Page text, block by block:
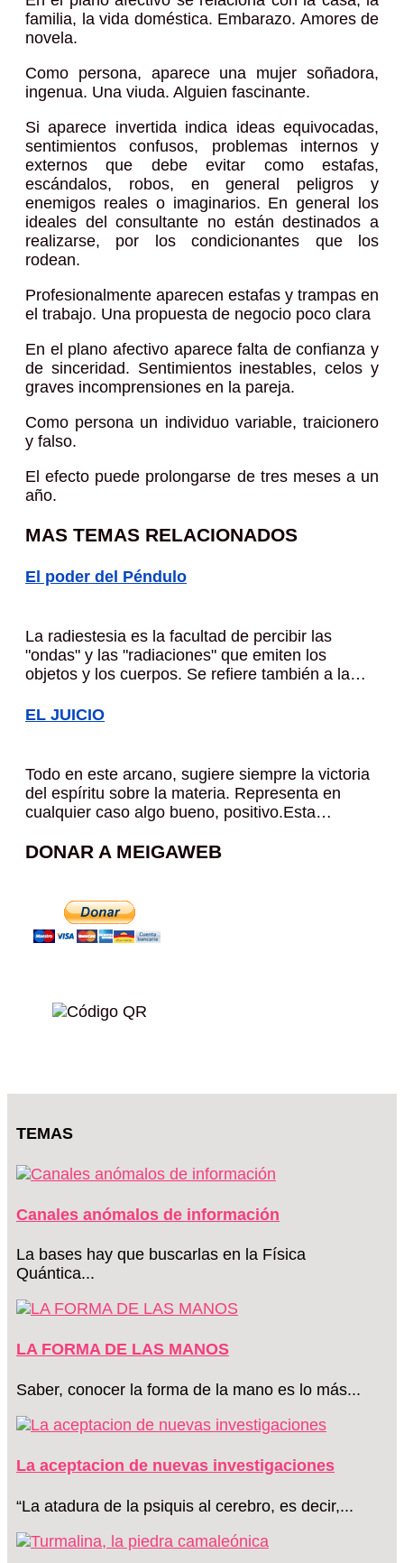
familia, la vida doméstica. Embarazo. Amores de
novela.
Como persona, aparece una mujer soñadora,
ingenua. Una viuda. Alguien fascinante.
Si aparece invertida indica ideas equivocadas,
sentimientos confusos, problemas internos y
externos que debe evitar como estafas,
escándalos, robos, en general peligros y
enemigos reales o imaginarios. En general los
ideales del consultante no están destinados a
realizarse, por los condicionantes que los
rodean.
Profesionalmente aparecen estafas y trampas en
el trabajo. Una propuesta de negocio poco clara
En el plano afectivo aparece falta de confianza y
de sinceridad. Sentimientos inestables, celos y
graves incomprensiones en la pareja.
Como persona un individuo variable, traicionero
y falso.
El efecto puede prolongarse de tres meses a un
año.
MAS TEMAS RELACIONADOS
El poder del Péndulo
La radiestesia es la facultad de percibir las
"ondas" y las "radiaciones" que emiten los
objetos y los cuerpos. Se refiere también a la…
EL JUICIO
Todo en este arcano, sugiere siempre la victoria
del espíritu sobre la materia. Representa en
cualquier caso algo bueno, positivo.Esta…
DONAR A MEIGAWEB
TEMAS
Canales anómalos de información
La bases hay que buscarlas en la Física
Quántica...
LA FORMA DE LAS MANOS
Saber, conocer la forma de la mano es lo más...
La aceptacion de nuevas investigaciones
“La atadura de la psiquis al cerebro, es decir,...